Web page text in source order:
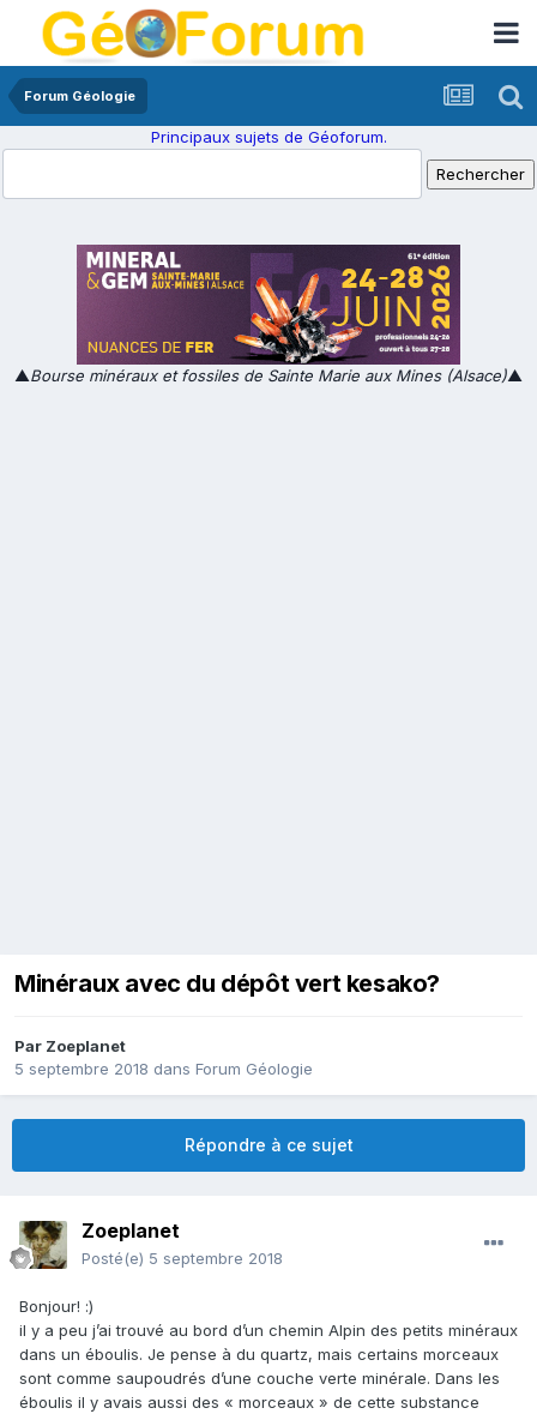
Forum Géologie
Principaux sujets de Géoforum.
▲Bourse minéraux et fossiles de Sainte Marie aux Mines (Alsace)▲
Minéraux avec du dépôt vert kesako?
Par Zoeplanet
5 septembre 2018 dans Forum Géologie
Répondre à ce sujet
Zoeplanet
Posté(e) 5 septembre 2018
Bonjour! :)
il y a peu j’ai trouvé au bord d’un chemin Alpin des petits minéraux
dans un éboulis. Je pense à du quartz, mais certains morceaux
sont comme saupoudrés d’une couche verte minérale. Dans les
éboulis il y avais aussi des « morceaux » de cette substance